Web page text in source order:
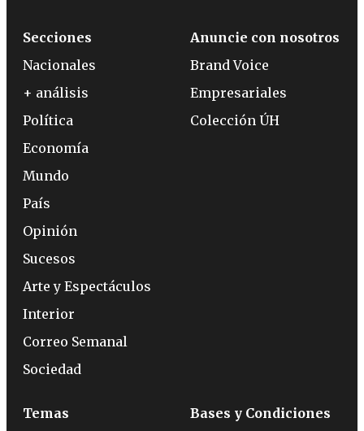
Secciones
Nacionales
+ análisis
Política
Economía
Mundo
País
Opinión
Sucesos
Arte y Espectáculos
Interior
Correo Semanal
Sociedad
Anuncie con nosotros
Brand Voice
Empresariales
Colección ÚH
Temas
Bases y Condiciones